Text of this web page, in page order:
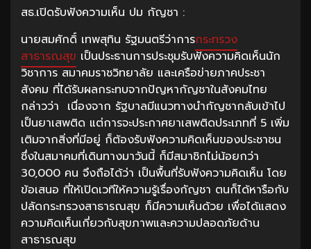
สธ.เปิดรับฟังความเห็น ปม กัญชา :
นายสมศักดิ์ เทพสุทิน รัฐมนตรีว่าการกระทรวง
สาธารณสุข เป็นประธานการประชุมรับฟังความคิดเห็นนัก
วิชาการ สมาคมราชวิทยาลัย และเครือข่ายภาคประชา
สังคม ที่ได้รับผลกระทบจากปัญหากัญชาในสังคมไทย
กล่าวว่า เนื่องจาก รัฐบาลมีแนวทางนำกัญชากลับเข้าไป
เป็นยาเสพติด แต่การจะประกาศยาเสพติดประเภทที่ 5 เพิ่ม
เติมจากสิ่งที่มีอยู่ ก็ต้องรับฟังความคิดเห็นของประชาชน
ซึ่งในสมาคมที่เดินทางมาวันนี้ ก็มีสมาชิกไม่น้อยกว่า
30,000 คน จึงถือได้ว่า เป็นพื้นที่รับฟังความคิดเห็น โดย
ข้อเสนอ ที่ให้เปิดเวทีให้ความรู้เรื่องกัญชา ตนก็ได้หารือกับ
ปลัดกระทรวงสาธารณสุข ก็มีความเห็นด้วย เพื่อได้แสดง
ความคิดเห็นเกี่ยวกับสุขภาพและความปลอดภัยด้าน
สาธารณสุข